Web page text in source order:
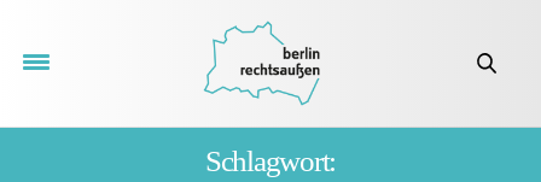
Schlagwort: